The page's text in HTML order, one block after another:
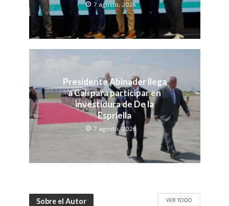
7 agosto, 2026
Presidente Abinader llega
a Cali para participar en
investidura de De la
Espriella
7 agosto, 2026
Sobre el Autor VER TODO